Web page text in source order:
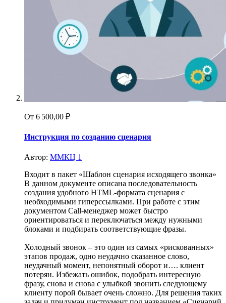
От 6 500,00 ₽
Инструкция по созданию сценария
Автор: ММКЦ 1
Входит в пакет «Шаблон сценария исходящего звонка»
В данном документе описана последовательность
создания удобного HTML-формата сценария с
необходимыми гиперссылками. При работе с этим
документом Call-менеджер может быстро
ориентироваться и переключаться между нужными
блоками и подбирать соответствующие фразы.
Холодный звонок – это один из самых «рискованных»
этапов продаж, одно неудачно сказанное слово,
неудачный момент, непонятный оборот и…. клиент
потерян. Избежать ошибок, подобрать интересную
фразу, снова и снова с улыбкой звонить следующему
клиенту порой бывает очень сложно. Для решения таких